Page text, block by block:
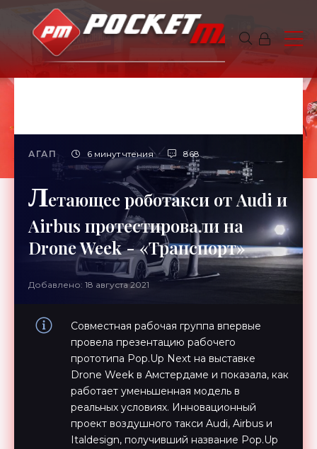
АГАП 6 минут чтения 868
Летающее роботакси от Audi и
Airbus протестировали на
Drone Week - «Транспорт»
Добавлено: 18 августа 2021
Совместная рабочая группа впервые
провела презентацию рабочего
прототипа Pop.Up Next на выставке
Drone Week в Амстердаме и показала, как
работает уменьшенная модель в
реальных условиях. Инновационный
проект воздушного такси Audi, Airbus и
Italdesign, получивший название Pop.Up